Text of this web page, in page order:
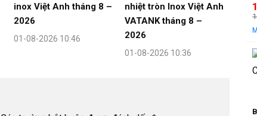
inox Việt Anh tháng 8 –
2026
01-08-2026 10:46
nhiệt tròn Inox Việt Anh
VATANK tháng 8 –
2026
01-08-2026 10:36